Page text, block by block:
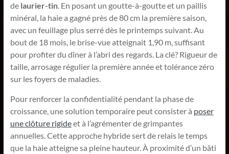
de laurier-tin. En posant un goutte-à-goutte et un paillis
minéral, la haie a gagné près de 80 cm la première saison,
avec un feuillage plus serré dès le printemps suivant. Au
bout de 18 mois, le brise-vue atteignait 1,90 m, suffisant
pour profiter du dîner à l’abri des regards. La clé? Rigueur de
taille, arrosage régulier la première année et tolérance zéro
sur les foyers de maladies.
Pour renforcer la confidentialité pendant la phase de
croissance, une solution temporaire peut consister à poser
une clôture rigideet à l’agrémenter de grimpantes
annuelles. Cette approche hybride sert de relais le temps
que la haie atteigne sa pleine hauteur. À proximité d’un bâti